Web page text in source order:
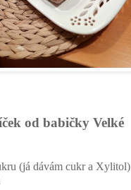
od babičky Velké
(já dávám cukr a Xylitol)